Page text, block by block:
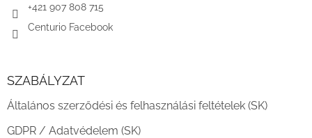
+421 907 808 715
Centurio Facebook
SZABÁLYZAT
Általános szerződési és felhasználási feltételek (SK)
GDPR / Adatvédelem (SK)